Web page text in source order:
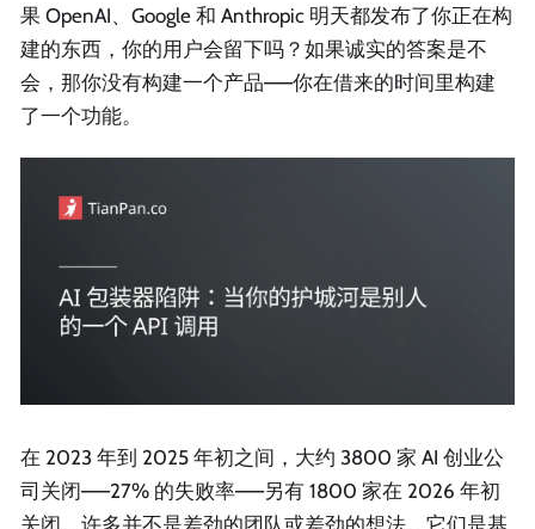
果 OpenAI、Google 和 Anthropic 明天都发布了你正在构
建的东西，你的用户会留下吗？如果诚实的答案是不
会，那你没有构建一个产品——你在借来的时间里构建
了一个功能。
在 2023 年到 2025 年初之间，大约 3800 家 AI 创业公
司关闭——27% 的失败率——另有 1800 家在 2026 年初
关闭。许多并不是差劲的团队或差劲的想法。它们是基